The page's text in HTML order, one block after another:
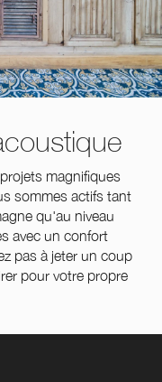
magnifiques
sommes actifs tant
qu'au niveau
avec un confort
pas à jeter un coup
pour votre propre